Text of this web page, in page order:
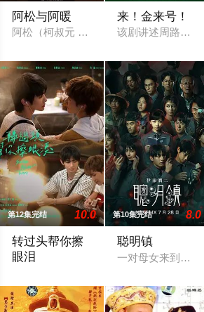
阿松与阿暖
阿松（柯叔元 饰）与阿芬（韩瑜 饰）是
来！金来号！
该剧讲述周路勇
第12集完结 10.0
转过头帮你擦
眼泪
第10集完结 8.0
聪明镇
一对母女来到以